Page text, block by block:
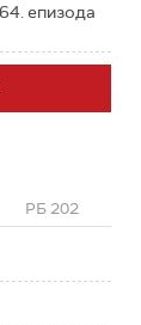
епизода
РБ 202